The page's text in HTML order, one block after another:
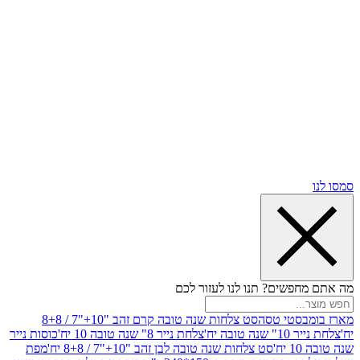
תנו לנו לעזור לכם
טסה
סט צלחות שנה טובה קרם זהב "10+"7 / 8+8
יח'
צלחת נייר 8" שנה טובה 10 יח'
כוסות נייר
סט צלחות שנה טובה לבן זהב "10+"7 / 8+8 יח'
מפת